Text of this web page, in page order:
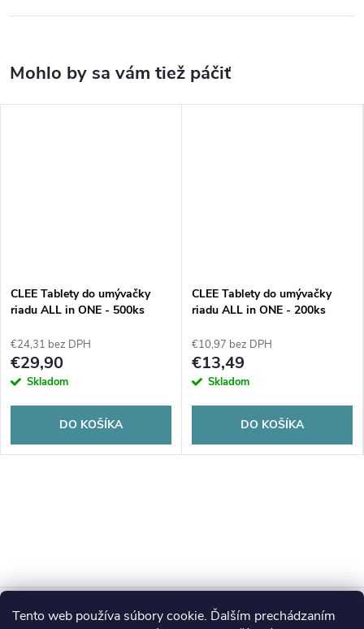
Tento web používa súbory cookie. Ďalším prechádzaním
CLEE Tablety do umývačky
riadu ALL in ONE - 500ks
€24,31 bez DPH
€29,90
Skladom
DO KOŠÍKA
CLEE Tablety do umývačky
riadu ALL in ONE - 200ks
€10,97 bez DPH
€13,49
Skladom
DO KOŠÍKA
Z